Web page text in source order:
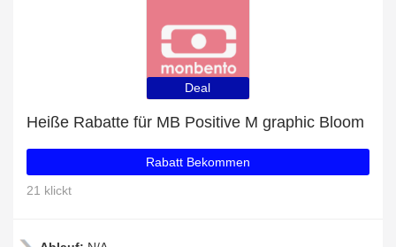
Deal
Heiße Rabatte für MB Positive M graphic Bloom
Rabatt Bekommen
21 klickt